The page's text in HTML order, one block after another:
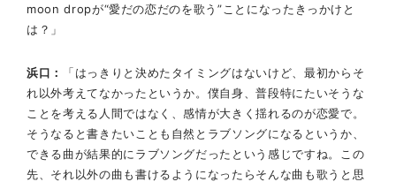
moon dropが“愛だの恋だのを歌う”ことになったきっかけと
は？」
浜口
「はっきりと決めたタイミングはないけど、最初からそ
れ以外考えてなかったというか。僕自身、普段特にたいそうな
ことを考える人間ではなく、感情が大きく揺れるのが恋愛で。
そうなると書きたいことも自然とラブソングになるというか、
できる曲が結果的にラブソングだったという感じですね。この
先、それ以外の曲も書けるようになったらそんな曲も歌うと思